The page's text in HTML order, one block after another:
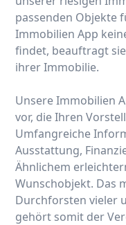
passenden Objekte
Immobilien App
findet, beauftragt
ihrer Immobilie.
Unsere Immobilien
vor, die Ihren
Umfangreiche
Ausstattung,
Ähnlichem
Wunschobjekt. Das
Durchforsten vieler
gehört somit der